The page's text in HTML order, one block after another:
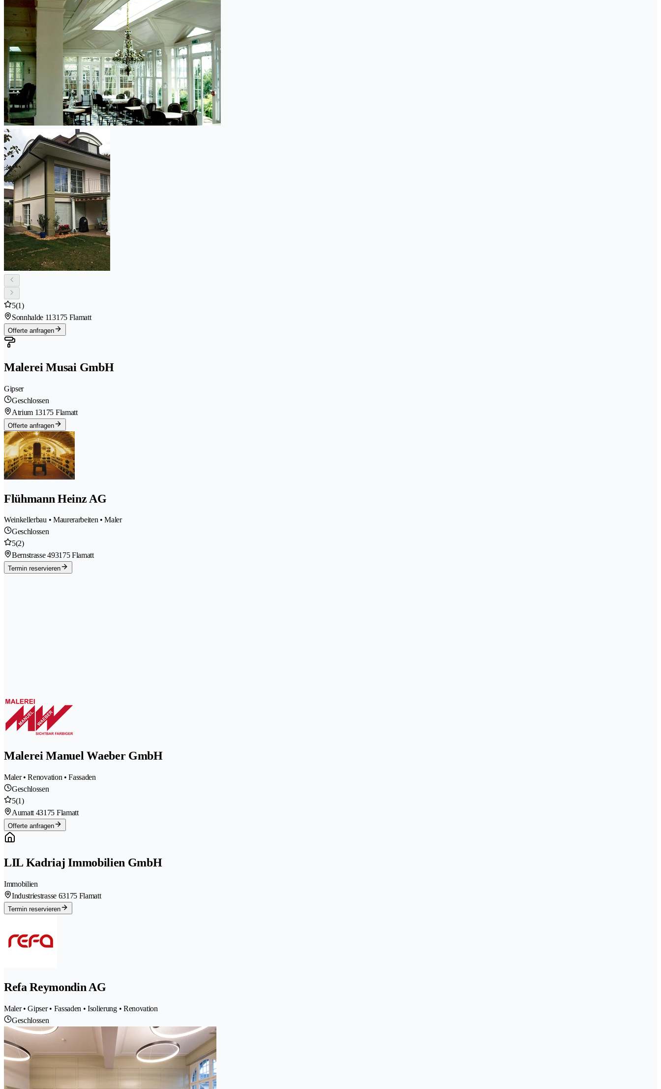
5(1)
Sonnhalde 113175 Flamatt
Offerte anfragen
Malerei Musai GmbH
Gipser
Geschlossen
Atrium 13175 Flamatt
Offerte anfragen
Flühmann Heinz AG
Weinkellerbau • Maurerarbeiten • Maler
Geschlossen
5(2)
Bernstrasse 493175 Flamatt
Termin reservieren
Malerei Manuel Waeber GmbH
Maler • Renovation • Fassaden
Geschlossen
5(1)
Aumatt 43175 Flamatt
Offerte anfragen
LIL Kadriaj Immobilien GmbH
Immobilien
Industriestrasse 63175 Flamatt
Termin reservieren
Refa Reymondin AG
Maler • Gipser • Fassaden • Isolierung • Renovation
Geschlossen